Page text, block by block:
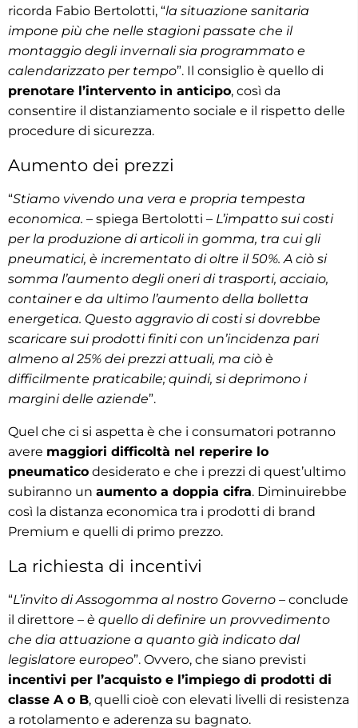
ricorda Fabio Bertolotti, “la situazione sanitaria
impone più che nelle stagioni passate che il
montaggio degli invernali sia programmato e
calendarizzato per tempo”. Il consiglio è quello di
prenotare l’intervento in anticipo, così da
consentire il distanziamento sociale e il rispetto delle
procedure di sicurezza.
Aumento dei prezzi
“Stiamo vivendo una vera e propria tempesta
economica. – spiega Bertolotti – L’impatto sui costi
per la produzione di articoli in gomma, tra cui gli
pneumatici, è incrementato di oltre il 50%. A ciò si
somma l’aumento degli oneri di trasporti, acciaio,
container e da ultimo l’aumento della bolletta
energetica. Questo aggravio di costi si dovrebbe
scaricare sui prodotti finiti con un’incidenza pari
almeno al 25% dei prezzi attuali, ma ciò è
difficilmente praticabile; quindi, si deprimono i
margini delle aziende”.
Quel che ci si aspetta è che i consumatori potranno
avere maggiori difficoltà nel reperire lo
pneumatico desiderato e che i prezzi di quest’ultimo
subiranno un aumento a doppia cifra. Diminuirebbe
così la distanza economica tra i prodotti di brand
Premium e quelli di primo prezzo.
La richiesta di incentivi
“L’invito di Assogomma al nostro Governo – conclude
il direttore – è quello di definire un provvedimento
che dia attuazione a quanto già indicato dal
legislatore europeo”. Ovvero, che siano previsti
incentivi per l’acquisto e l’impiego di prodotti di
classe A o B, quelli cioè con elevati livelli di resistenza
a rotolamento e aderenza su bagnato.